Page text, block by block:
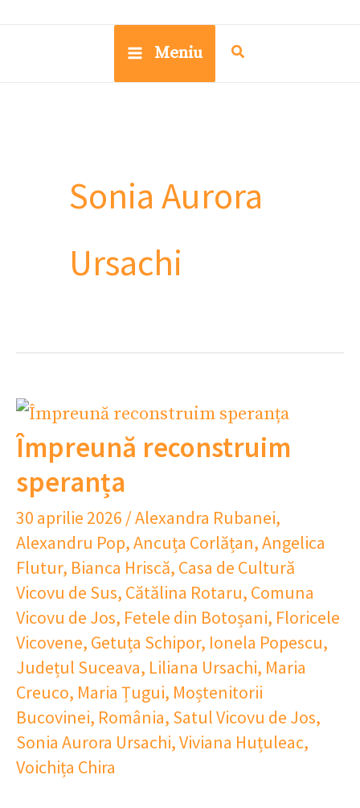
Meniu
Sonia Aurora
Ursachi
Împreună reconstruim
speranța
30 aprilie 2026 /Alexandra Rubanei,
Alexandru Pop,Ancuța Corlățan,Angelica
Flutur, Bianca Hriscă, Casa de Cultură
Vicovu de Sus, Cătălina Rotaru, Comuna
Vicovu de Jos, Fetele din Botoșani, Floricele
Vicovene, Getuța Schipor, Ionela Popescu,
Județul Suceava, Liliana Ursachi, Maria
Creuco, Maria Țugui, Moștenitorii
Bucovinei, România, Satul Vicovu de Jos,
Sonia Aurora Ursachi,Viviana Huțuleac,
Voichița Chira